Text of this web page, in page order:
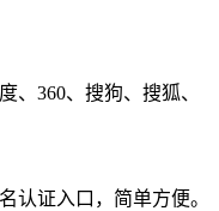
、360、搜狗、搜狐、
认证入口，简单方便。